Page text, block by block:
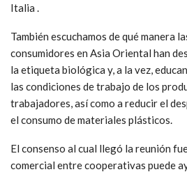
Italia .
También escuchamos de qué manera
consumidores en Asia Oriental han
la etiqueta biológica y, a la vez,
las condiciones de trabajo de los
trabajadores, así como a reducir el
el consumo de materiales plásticos.
El consenso al cual llegó la reunión
comercial entre cooperativas puede